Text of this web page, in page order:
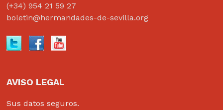
(+34) 954 21 59 27
boletin@hermandades-de-sevilla.org
AVISO LEGAL
Sus datos seguros.